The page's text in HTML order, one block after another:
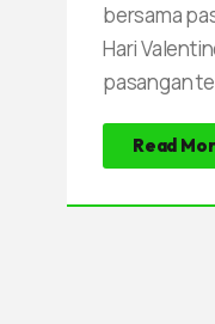
bersama
Hari
pasangan
berkesan
hari Sabtu
Read